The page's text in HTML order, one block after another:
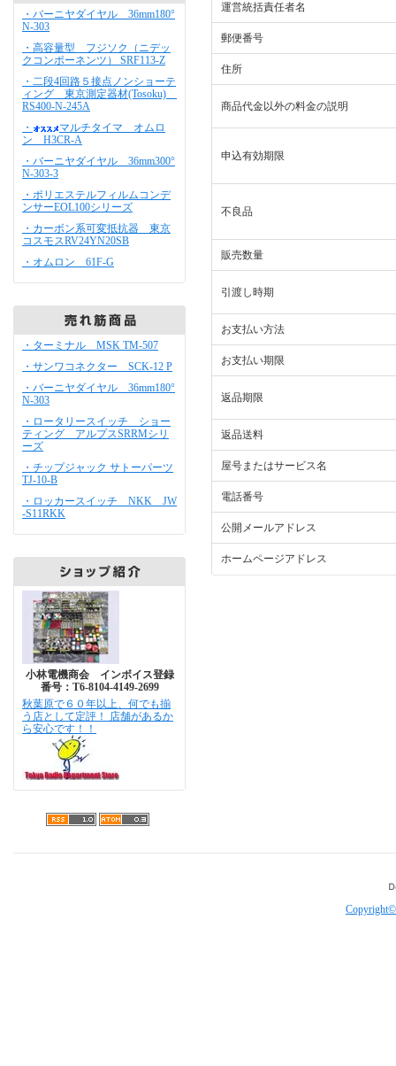
・バーニヤダイヤル 36mm180°
N-303
・高容量型 フジソク（ニデッ
クコンポーネンツ） SRF113-Z
・二段4回路５接点ノンショーテ
ィング 東京測定器材(Tosoku)
RS400-N-245A
・
マルチタイマ オムロ
ン H3CR-A
・バーニヤダイヤル 36mm300°
N-303-3
・ポリエステルフィルムコンデ
ンサーEOL100シリーズ
・カーボン系可変抵抗器 東京
コスモスRV24YN20SB
・オムロン 61F-G
・ターミナル MSK TM-507
・サンワコネクター SCK-12 P
・バーニヤダイヤル 36mm180°
N-303
・ロータリースイッチ ショー
ティング アルプスSRRMシリ
ーズ
・チップジャック サトーパーツ
TJ-10-B
・ロッカースイッチ NKK JW
-S11RKK
小林電機商会 インボイス登録
番号：T6-8104-4149-2699
秋葉原で６０年以上、何でも揃
う店として定評！ 店舗があるか
ら安心です！！
運営統括責任者名
郵便番号
住所
商品代金以外の料金の説明
申込有効期限
不良品
販売数量
引渡し時期
お支払い方法
お支払い期限
返品期限
返品送料
屋号またはサービス名
電話番号
公開メールアドレス
ホームページアドレス
Copyright©